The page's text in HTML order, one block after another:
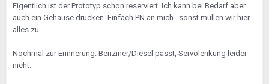
Eigentlich ist der Prototyp schon reserviert. Ich kann bei Bedarf aber
auch ein Gehäuse drucken. Einfach PN an mich...sonst müllen wir hier
alles zu.
Nochmal zur Erinnerung: Benziner/Diesel passt, Servolenkung leider
nicht.